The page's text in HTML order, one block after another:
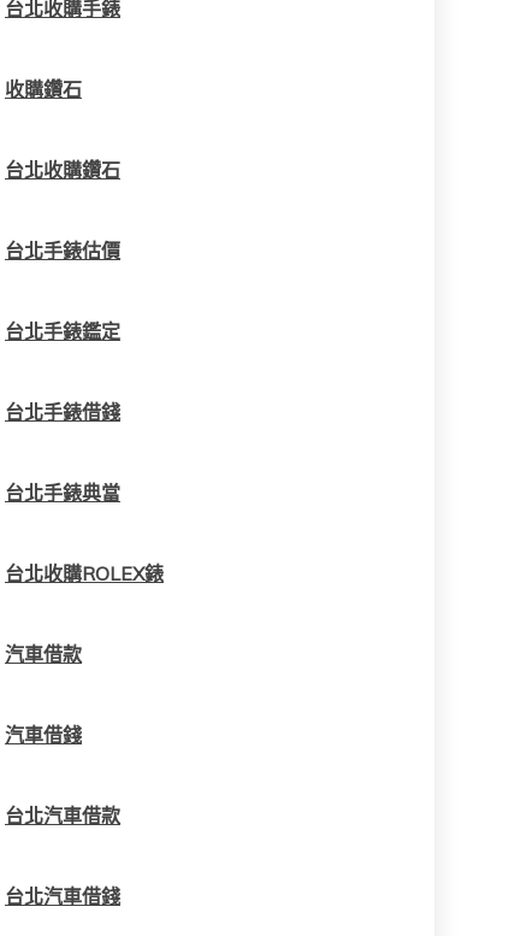
台北收購手錶
收購鑽石
台北收購鑽石
台北手錶估價
台北手錶鑑定
台北手錶借錢
台北手錶典當
台北收購ROLEX錶
汽車借款
汽車借錢
台北汽車借款
台北汽車借錢